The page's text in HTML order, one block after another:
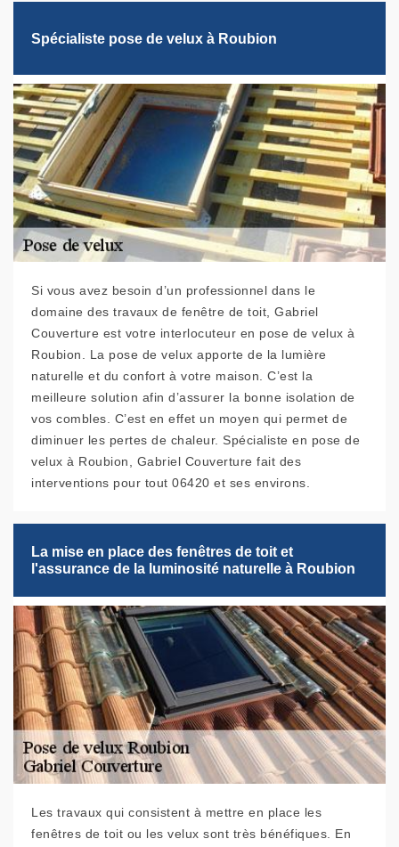
Spécialiste pose de velux à Roubion
Si vous avez besoin d’un professionnel dans le
domaine des travaux de fenêtre de toit, Gabriel
Couverture est votre interlocuteur en pose de velux à
Roubion. La pose de velux apporte de la lumière
naturelle et du confort à votre maison. C’est la
meilleure solution afin d’assurer la bonne isolation de
vos combles. C’est en effet un moyen qui permet de
diminuer les pertes de chaleur. Spécialiste en pose de
velux à Roubion, Gabriel Couverture fait des
interventions pour tout 06420 et ses environs.
La mise en place des fenêtres de toit et
l'assurance de la luminosité naturelle à Roubion
Les travaux qui consistent à mettre en place les
fenêtres de toit ou les velux sont très bénéfiques. En